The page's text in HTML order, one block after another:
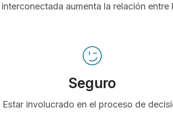
aumenta la relación
Seguro
Estar involucrado en el proceso de